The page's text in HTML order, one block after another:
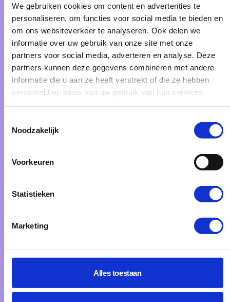
We gebruiken cookies om content en advertenties te
personaliseren, om functies voor social media te bieden en
om ons websiteverkeer te analyseren. Ook delen we
informatie over uw gebruik van onze site met onze
partners voor social media, adverteren en analyse. Deze
partners kunnen deze gegevens combineren met andere
informatie die u aan ze heeft verstrekt of die ze hebben
verzameld op basis van uw gebruik van hun services.
Noodzakelijk
Voorkeuren
Statistieken
Marketing
Alles toestaan
Tijd om samen uit te vliegen!
Ben je klaar voor een vliegende start? Wij
helpen je om boven de rest uit te stijgen.
Online leeromgeving laten maken
Vindbaar worden inGoogleenChatGPT
WordPress website laten maken
Ik ben Toby, oprichter van PurpleBird en